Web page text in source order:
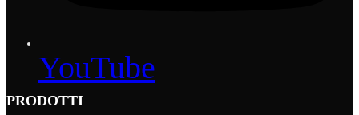
YouTube
PRODOTTI